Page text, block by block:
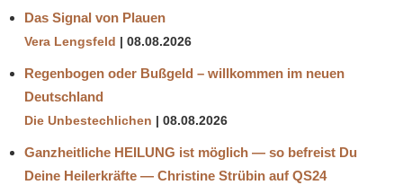
Das Signal von Plauen
Vera Lengsfeld 08.08.2026
Regenbogen oder Bußgeld – willkommen im neuen
Deutschland
Die Unbestechlichen 08.08.2026
Ganzheitliche HEILUNG ist möglich — so befreist Du
Deine Heilerkräfte — Christine Strübin auf QS24